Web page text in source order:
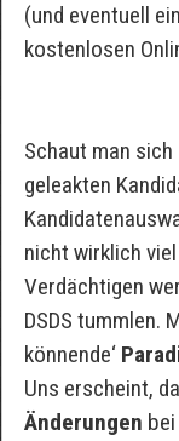
(und eventuell
kostenlosen
Schaut man sich
geleakten
nicht wirklich
Verdächtigen
DSDS tummlen.
könnende‘
Uns erscheint,
Änderungen